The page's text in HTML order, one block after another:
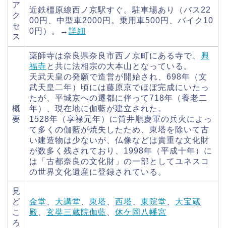
ア
ク
セ
ス
近鉄橿原線西ノ京駅すぐ。駐車場あり（バス22
00円、中型車2000円。乗用車500円、バイク10
0円）。→ 詳細
概
要
薬師寺は奈良県奈良市西ノ京町にある寺で、 興
福寺と共に法相宗の大本山となっている。
天武天皇の発願で造営が開始され、698年（文
武天皇二年）頃には藤原京でほぼ完成にいたっ
たが、平城京への遷都に伴って718年（養老二
年）、現在地に伽藍が建立された。
1528年（享禄元年）に筒井順慶軍の兵火によっ
て多くの伽藍が焼失したため、東塔を除いて古
い建造物は少ないが、仏像などは貴重な文化財
が数多く残されており、1998年（平成十年）に
は「古都奈良の文化財」の一部としてユネスコ
の世界文化遺産に登録されている。
見
ど
こ
ろ
金堂 大講堂 東塔 西塔 東院堂
大宝蔵
殿
玄奘三蔵院伽藍 休ケ岡八幡宮